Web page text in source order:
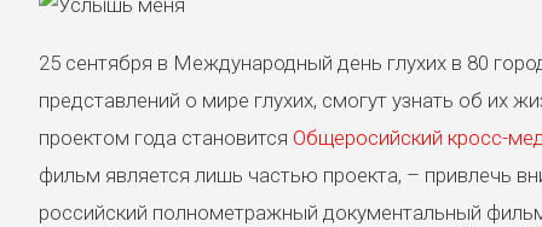
25 сентября в Международный день глухих в 80
представлений о мире глухих, смогут узнать об их
проектом года становится Общеросийский кросс-
фильм является лишь частью проекта, – привлечь
российский полнометражный документальный